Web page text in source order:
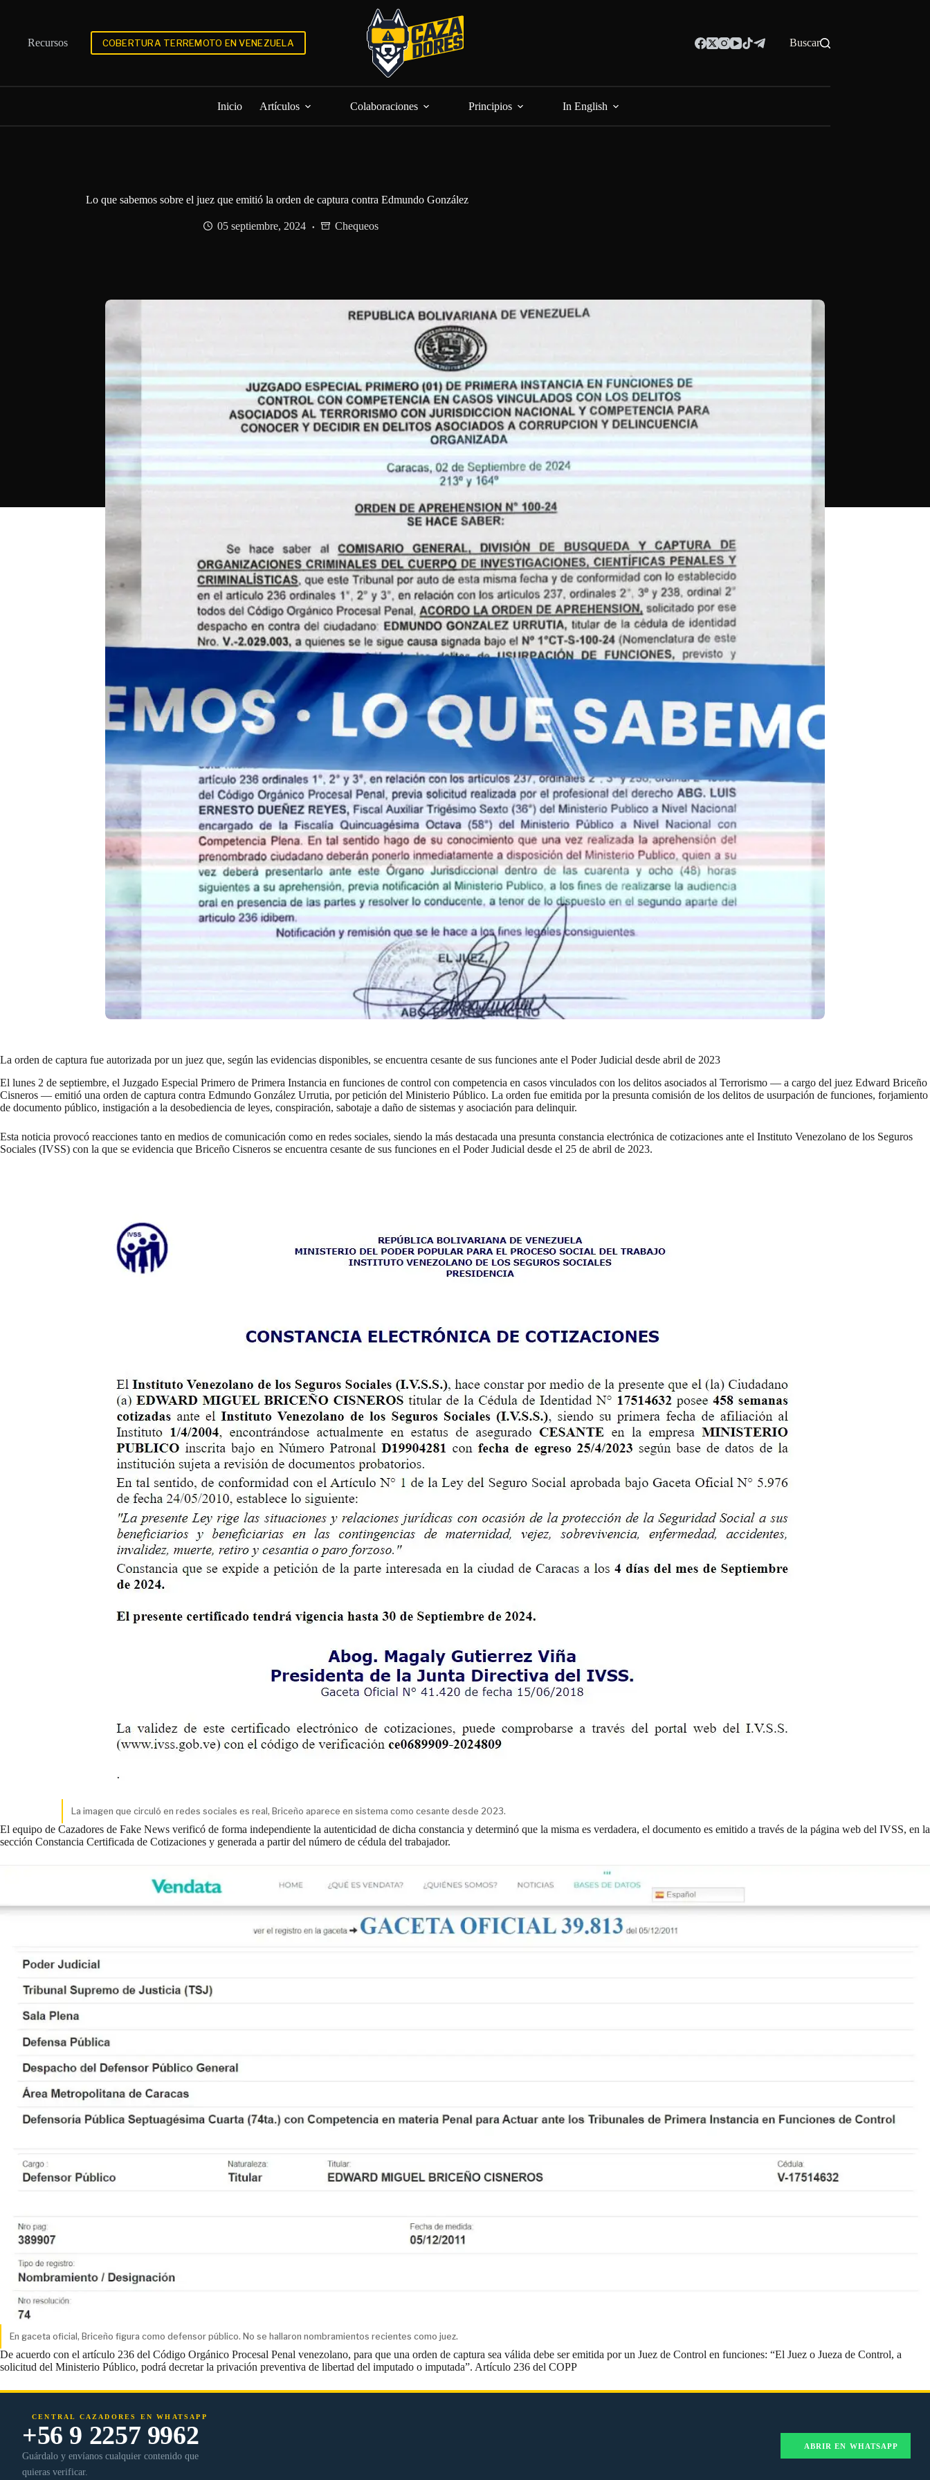
Recursos
COBERTURA TERREMOTO EN VENEZUELA Buscar
Inicio Artículos Colaboraciones Principios In English
Lo que sabemos sobre el juez que emitió la orden de captura contra Edmundo González
05 septiembre, 2024 Chequeos
La orden de captura fue autorizada por un juez que, según las evidencias disponibles, se encuentra cesante de sus funciones ante el Poder Judicial desde abril de 2023
El lunes 2 de septiembre, el Juzgado Especial Primero de Primera Instancia en funciones de control con competencia en casos vinculados con los delitos asociados al Terrorismo — a cargo del juez Edward Briceño
Cisneros — emitió una orden de captura contra Edmundo González Urrutia, por petición del Ministerio Público. La orden fue emitida por la presunta comisión de los delitos de usurpación de funciones, forjamiento
de documento público, instigación a la desobediencia de leyes, conspiración, sabotaje a daño de sistemas y asociación para delinquir.
Esta noticia provocó reacciones tanto en medios de comunicación como en redes sociales, siendo la más destacada una presunta constancia electrónica de cotizaciones ante el Instituto Venezolano de los Seguros
Sociales (IVSS) con la que se evidencia que Briceño Cisneros se encuentra cesante de sus funciones en el Poder Judicial desde el 25 de abril de 2023.
La imagen que circuló en redes sociales es real, Briceño aparece en sistema como cesante desde 2023.
El equipo de Cazadores de Fake News verificó de forma independiente la autenticidad de dicha constancia y determinó que la misma es verdadera, el documento es emitido a través de la página web del IVSS, en la
sección Constancia Certificada de Cotizaciones y generada a partir del número de cédula del trabajador.
En gaceta oficial, Briceño figura como defensor público. No se hallaron nombramientos recientes como juez.
De acuerdo con el artículo 236 del Código Orgánico Procesal Penal venezolano, para que una orden de captura sea válida debe ser emitida por un Juez de Control en funciones: “El Juez o Jueza de Control, a
solicitud del Ministerio Público, podrá decretar la privación preventiva de libertad del imputado o imputada”. Artículo 236 del COPP
CENTRAL CAZADORES EN WHATSAPP
+56 9 2257 9962
Guárdalo y envíanos cualquier contenido que
quieras verificar.
ABRIR EN WHATSAPP